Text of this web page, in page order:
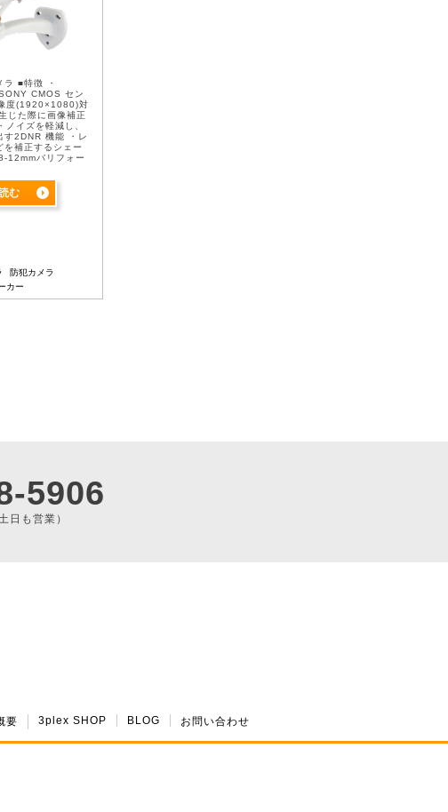
ラ ■特徴 ・
CMOS セン
度(1920×1080)対
じた際に画像補正
ノイズを軽減し、
す2DNR 機能 ・レ
を補正するシェー
12mmバリフォー
む
防犯カメラ
カー
5906
日も営業）
要 3plex SHOP BLOG お問い合わせ